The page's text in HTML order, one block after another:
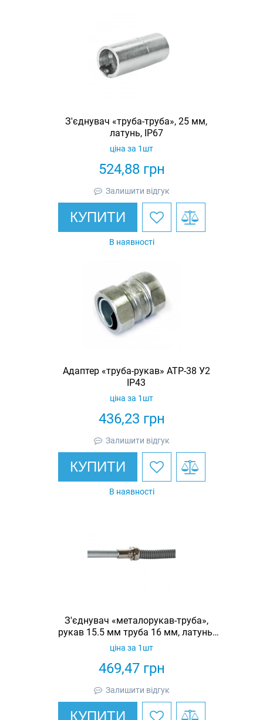
З'єднувач «труба-труба», 25 мм,
латунь, IP67
524,88грн
ціна за 1шт
Залишити відгук
КУПИТИ
В наявності
Адаптер «труба-рукав» АТР-38 У2
IP43
436,23 грн
ціна за 1шт
Залишити відгук
КУПИТИ
В наявності
З'єднувач «металорукав-труба»,
рукав 15.5 мм труба 16 мм, латунь,
IP67
469,47грн
ціна за 1шт
Залишити відгук
КУПИТИ